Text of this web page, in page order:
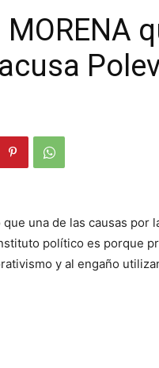
una de las causas por
político es porque
y al engaño